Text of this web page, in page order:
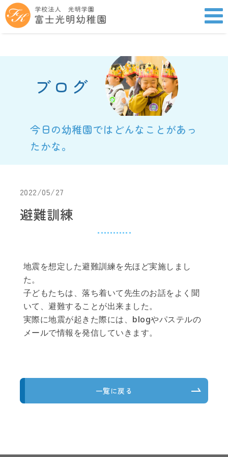
ブログ
今日の幼稚園ではどんなことがあっ
たかな。
2022/05/27
避難訓練
地震を想定した避難訓練を先ほど実施しまし
た。
子どもたちは、落ち着いて先生のお話をよく聞
いて、避難することが出来ました。
実際に地震が起きた際には、blogやパステルの
メールで情報を発信していきます。
一覧に戻る